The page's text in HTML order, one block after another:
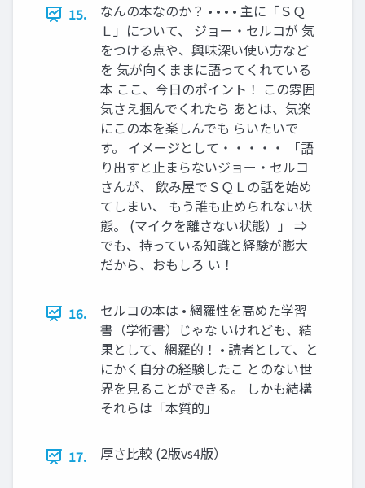
15.
なんの本なのか？ • • • • 主に「ＳＱ
Ｌ」について、 ジョー・セルコが 気
をつける点や、興味深い使い方など
を 気が向くままに語ってくれている
本 ここ、今日のポイント！ この雰囲
気さえ掴んでくれたら あとは、気楽
にこの本を楽しんでも らいたいで
す。 イメージとして・・・・・ 「語
り出すと止まらないジョー・セルコ
さんが、 飲み屋でＳＱＬの話を始め
てしまい、 もう誰も止められない状
態。 (マイクを離さない状態）」 ⇒
でも、持っている知識と経験が膨大
だから、おもしろ い！
16.
セルコの本は • 網羅性を高めた学習
書（学術書）じゃな いけれども、結
果として、網羅的！ • 読者として、と
にかく自分の経験したこ とのない世
界を見ることができる。 しかも結構
それらは「本質的」
17. 厚さ比較 (2版vs4版）